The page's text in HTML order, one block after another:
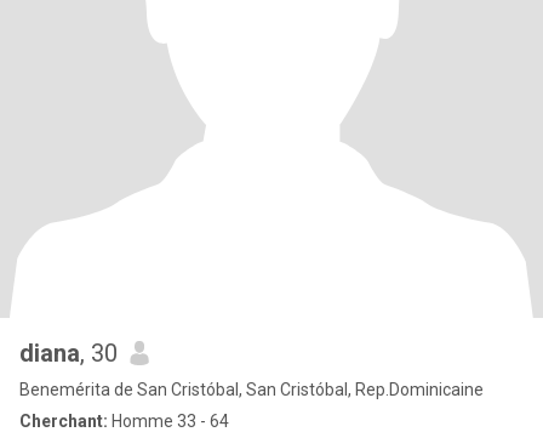
diana, 30
Benemérita de San Cristóbal, San Cristóbal, Rep.Dominicaine
Cherchant: Homme 33 - 64